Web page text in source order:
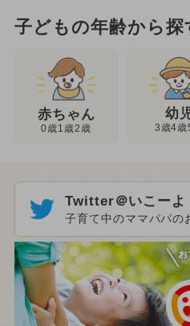
子どもの年齢から探
赤ちゃん
0歳1歳2歳
幼
3歳4歳
Twitter＠いこーよ
子育て中のママパパの